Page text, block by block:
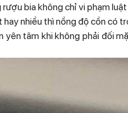
bia không chỉ vi phạm
nhiều thì nồng độ cồn có
yên tâm khi không phải đối